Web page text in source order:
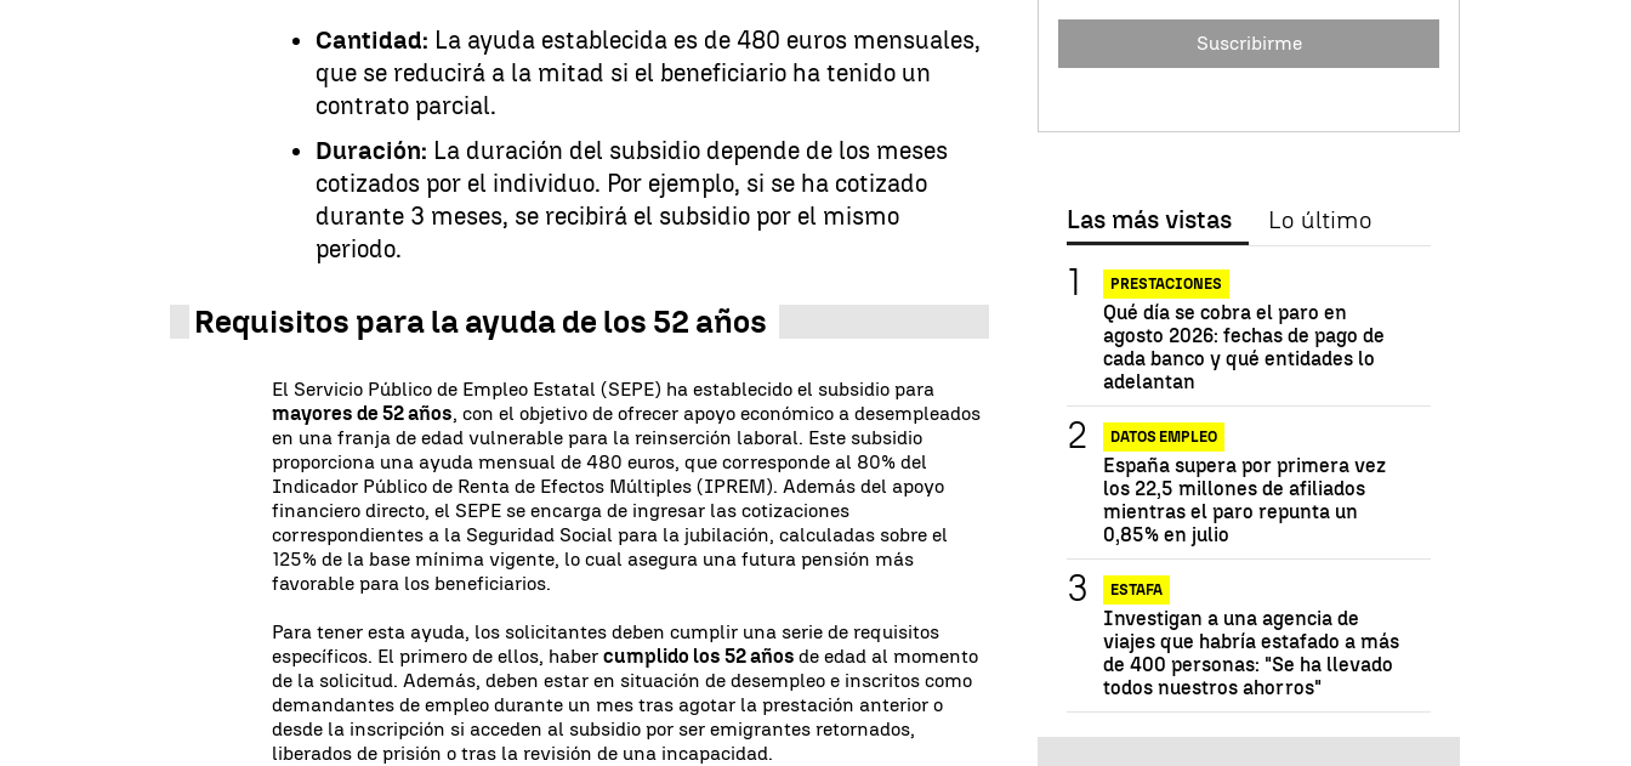
Cantidad: La ayuda establecida es de 480 euros mensuales,
que se reducirá a la mitad si el beneficiario ha tenido un
contrato parcial.
Duración: La duración del subsidio depende de los meses
cotizados por el individuo. Por ejemplo, si se ha cotizado
durante 3 meses, se recibirá el subsidio por el mismo
periodo.
Requisitos para la ayuda de los 52 años
El Servicio Público de Empleo Estatal (SEPE) ha establecido el subsidio para
mayores de 52 años, con el objetivo de ofrecer apoyo económico a desempleados
en una franja de edad vulnerable para la reinserción laboral. Este subsidio
proporciona una ayuda mensual de 480 euros, que corresponde al 80% del
Indicador Público de Renta de Efectos Múltiples (IPREM). Además del apoyo
financiero directo, el SEPE se encarga de ingresar las cotizaciones
correspondientes a la Seguridad Social para la jubilación, calculadas sobre el
125% de la base mínima vigente, lo cual asegura una futura pensión más
favorable para los beneficiarios.
Para tener esta ayuda, los solicitantes deben cumplir una serie de requisitos
específicos. El primero de ellos, habercumplido los 52 añosde edad al momento
de la solicitud. Además, deben estar en situación de desempleo e inscritos como
demandantes de empleo durante un mes tras agotar la prestación anterior o
desde la inscripción si acceden al subsidio por ser emigrantes retornados,
liberados de prisión o tras la revisión de una incapacidad.
Suscribirme
Las más vistas Lo último
PRESTACIONES
Qué día se cobra el paro en
agosto 2026: fechas de pago de
cada banco y qué entidades lo
adelantan
DATOS EMPLEO
España supera por primera vez
los 22,5 millones de afiliados
mientras el paro repunta un
0,85% en julio
ESTAFA
Investigan a una agencia de
viajes que habría estafado a más
de 400 personas: "Se ha llevado
todos nuestros ahorros"